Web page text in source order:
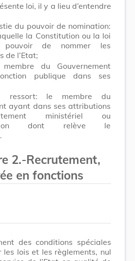
loi, il y a lieu d’entendre
du pouvoir de nomination:
la Constitution ou la loi
de nommer les
de l’Etat;
du Gouvernement
publique dans ses
ressort: le membre du
ayant dans ses attributions
ministériel ou
dont relève le
2.-Recrutement,
en fonctions
des conditions spéciales
les lois et les règlements, nul